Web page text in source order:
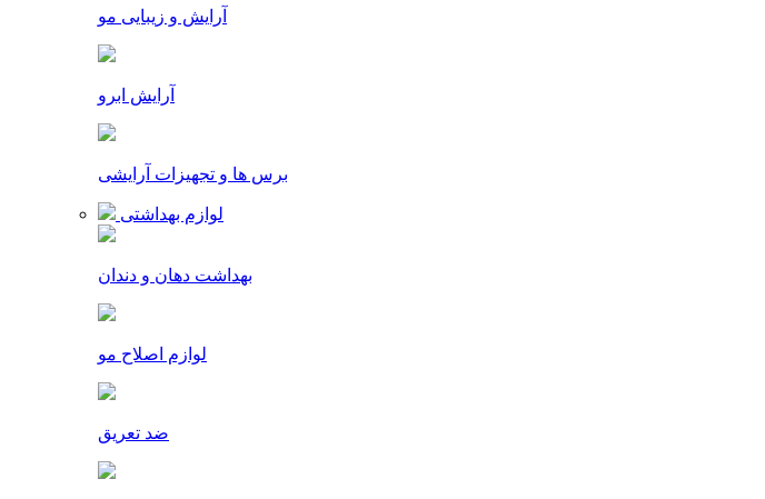
آرایش و زیبایی مو
آرایش ابرو
برس ها و تجهیزات آرایشی
لوازم بهداشتی
بهداشت دهان و دندان
لوازم اصلاح مو
ضد تعریق